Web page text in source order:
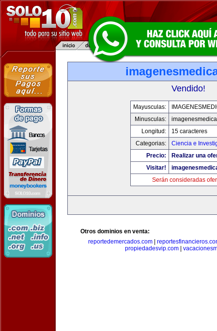
Vendido!
Mayusculas:
Minusculas:
Longitud:
15 caracteres
Categorias:
Ciencia e
Precio:
Realizar una
Visitar!
Serán consideradas
Otros dominios en venta:
reportedemercados.com
propiedadesvip.com